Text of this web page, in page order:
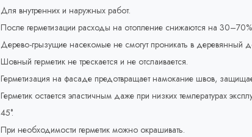
Для внутренних и наружных работ.
После герметизации расходы на отопление снижаются на
Дерево-грызущие насекомые не смогут проникать в деревянный
Шовный герметик не трескается и не отслаивается.
Герметизация на фасаде предотвращает намокание швов,
Герметик остается эластичным даже при низких температурах
45°.
При необходимости герметик можно окрашивать.